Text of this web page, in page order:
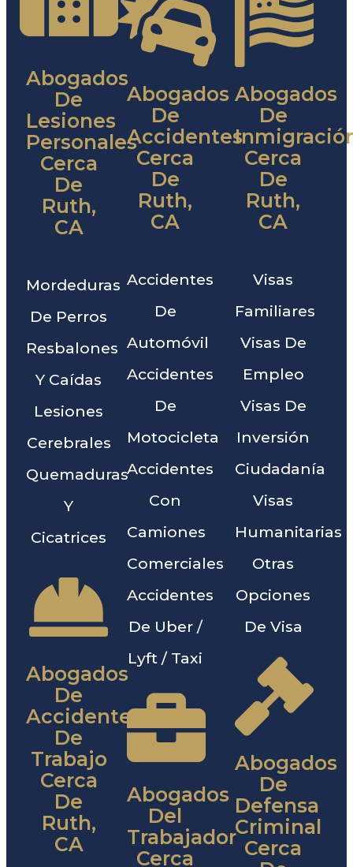
Abogados
De
Lesiones
Personales
Cerca
De
Ruth,
CA
Mordeduras
De Perros
Resbalones
Y Caídas
Lesiones
Cerebrales
Quemaduras
Y
Cicatrices
Abogados
De
Accidentes
De
Trabajo
Cerca
De
Ruth,
CA
Abogados
De
Accidentes
Cerca
De
Ruth,
CA
Accidentes
De
Automóvil
Accidentes
De
Motocicleta
Accidentes
Con
Camiones
Comerciales
Accidentes
De Uber /
Lyft / Taxi
Abogados
Del
Trabajador
Cerca
Abogados
De
Cerca
De
Ruth,
CA
Visas
Familiares
Visas De
Empleo
Visas De
Inversión
Ciudadanía
Visas
Humanitarias
Otras
Opciones
De Visa
Abogados
De
Defensa
Criminal
Cerca